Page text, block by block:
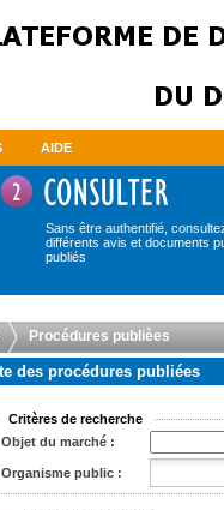
AIDE
Sans être authentifié,
différents avis et documents
publiés
Procédures publièes
des procédures publiées
Critères de recherche
Objet du marché :
Organisme public :